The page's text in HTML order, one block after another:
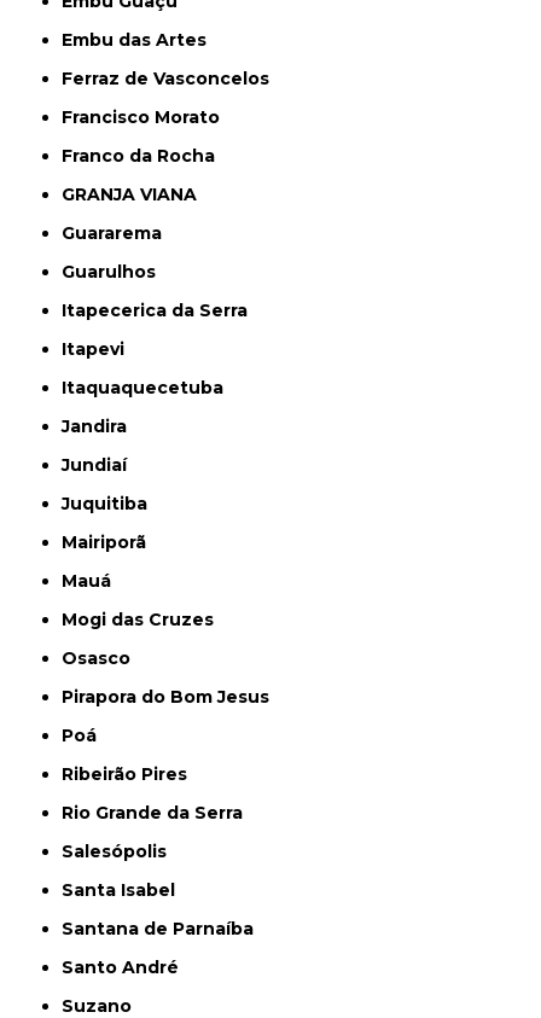
Embu das Artes
Ferraz de Vasconcelos
Francisco Morato
Franco da Rocha
GRANJA VIANA
Guararema
Guarulhos
Itapecerica da Serra
Itapevi
Itaquaquecetuba
Jandira
Jundiaí
Juquitiba
Mairiporã
Mauá
Mogi das Cruzes
Osasco
Pirapora do Bom Jesus
Poá
Ribeirão Pires
Rio Grande da Serra
Salesópolis
Santa Isabel
Santana de Parnaíba
Santo André
Suzano